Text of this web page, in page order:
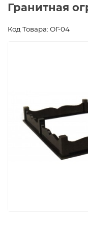
Гранитная
Код Товара: ОГ-04